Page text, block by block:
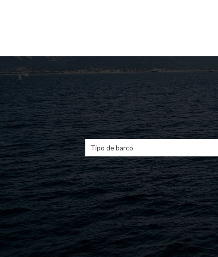
Tipo de barco